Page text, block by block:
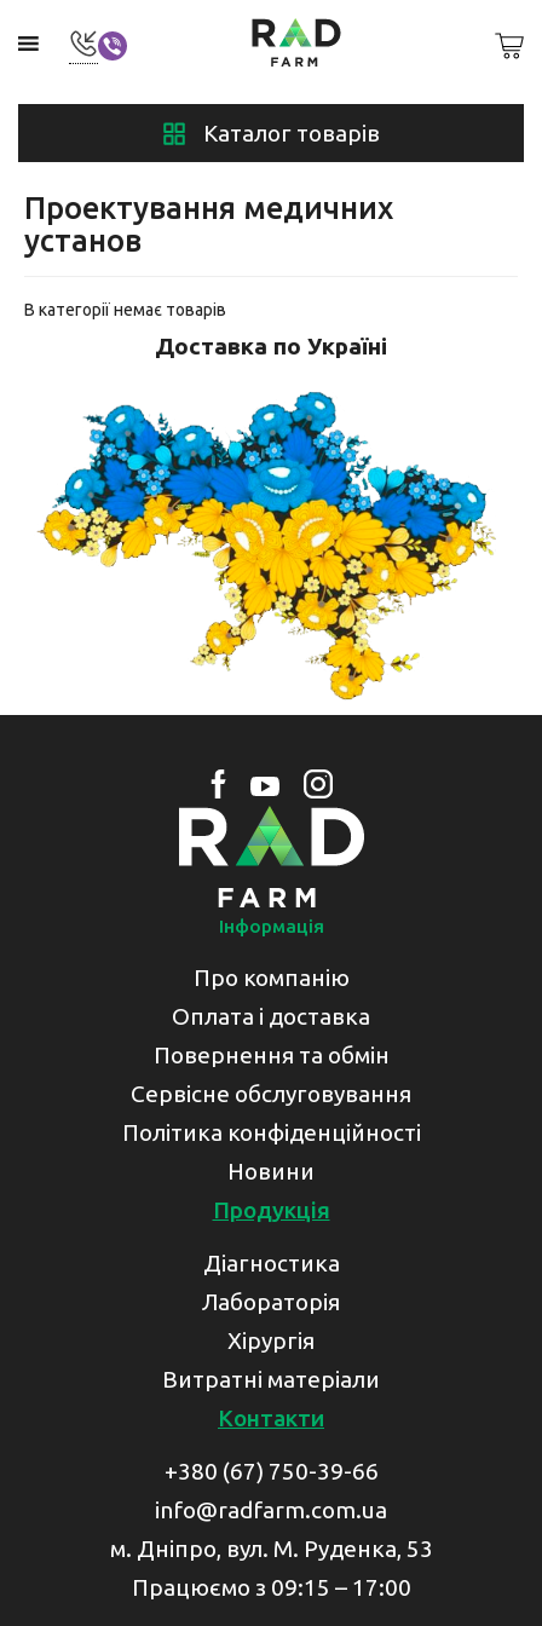
Каталог товарів
Проектування медичних
установ
В категорії немає товарів
Доставка по Україні
Інформація
Про компанію
Оплата і доставка
Повернення та обмін
Сервісне обслуговування
Політика конфіденційності
Новини
Продукція
Діагностика
Лабораторія
Хірургія
Витратні матеріали
Контакти
+380 (67) 750-39-66
info@radfarm.com.ua
м. Дніпро, вул. М. Руденка, 53
Працюємо з 09:15 – 17:00